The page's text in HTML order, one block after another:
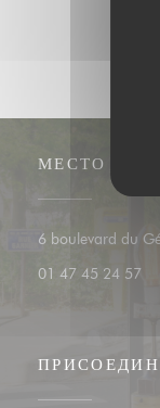
МЕСТО
6 boulevard du
01 47 45 24 57